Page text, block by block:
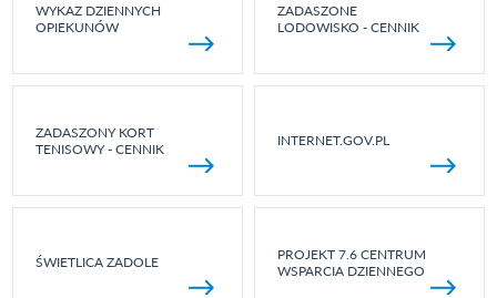
WYKAZ DZIENNYCH
OPIEKUNÓW
ZADASZONE
LODOWISKO - CENNIK
ZADASZONY KORT
TENISOWY - CENNIK
INTERNET.GOV.PL
ŚWIETLICA ZADOLE
PROJEKT 7.6 CENTRUM
WSPARCIA DZIENNEGO